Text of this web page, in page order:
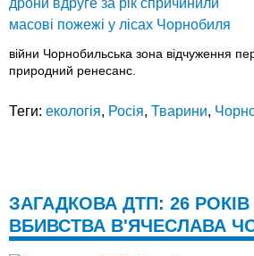
війни Чорнобильська зона відчуження
природний ренесанс.
Теги: екологія, Росія, Тварини,
ЗАГАДКОВА ДТП: 26
ВБИВСТВА В'ЯЧЕСЛАВА